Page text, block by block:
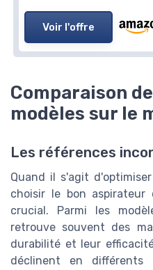
Voir l'offre
Comparaison
modèles sur le
Les références
Quand il s'agit
choisir le bon
crucial. Parmi les
retrouve souvent des
durabilité et leur
déclinent en différents